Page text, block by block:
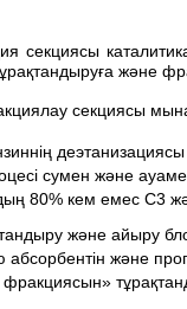
секциясы
және
секциясы
сумен және
80% кем емес С3
және айыру
абсорбентін және
фракциясын»